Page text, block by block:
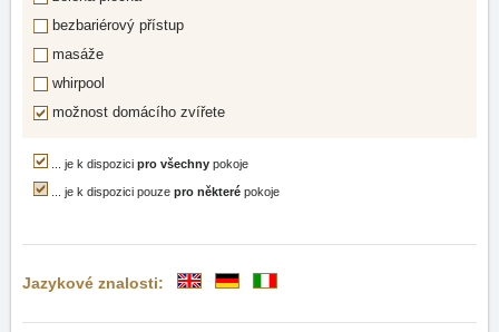
bezbariérový přístup
masáže
whirpool
možnost domácího zvířete
... je k dispozici pro všechny pokoje
... je k dispozici pouze pro některé pokoje
Jazykové znalosti: